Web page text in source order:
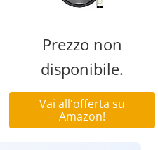
Prezzo non
disponibile.
Vai all'offerta su
Amazon!